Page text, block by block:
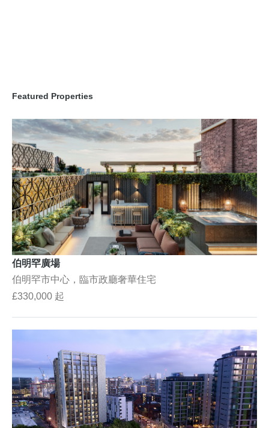
Featured Properties
伯明罕廣場
伯明罕市中心，臨市政廳奢華住宅
£330,000 起